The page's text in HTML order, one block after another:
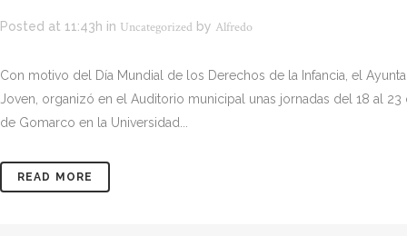
Posted at 11:43h in Uncategorized by Alfredo
Con motivo del Día Mundial de los Derechos de la Infancia, el
Joven, organizó en el Auditorio municipal unas jornadas del 18 al
de Gomarco en la Universidad...
READ MORE